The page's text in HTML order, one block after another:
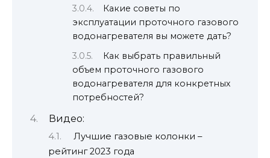
Какие советы по
эксплуатации проточного газового
водонагревателя вы можете дать?
Как выбрать правильный
объем проточного газового
водонагревателя для конкретных
потребностей?
Видео:
Лучшие газовые колонки –
рейтинг 2023 года